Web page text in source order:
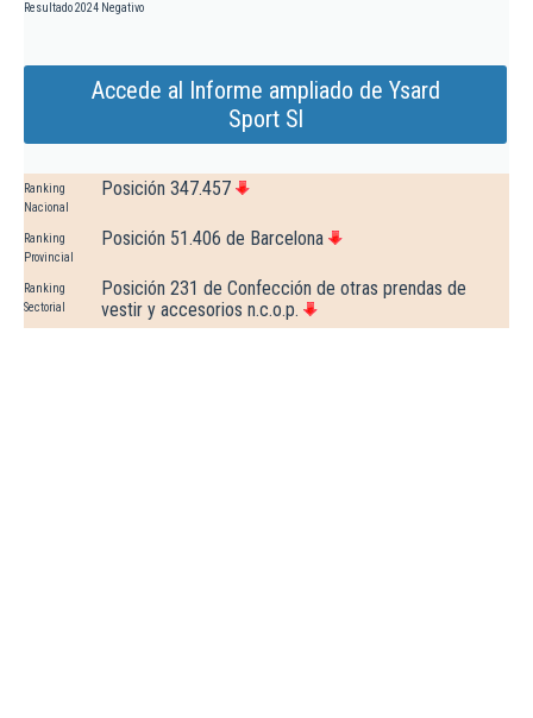
Resultado 2024 Negativo
Accede al Informe ampliado de Ysard
Sport Sl
Ranking
Nacional
Posición 347.457
Ranking
Provincial
Posición 51.406 de Barcelona
Ranking
Sectorial
Posición 231 de Confección de otras prendas de
vestir y accesorios n.c.o.p.